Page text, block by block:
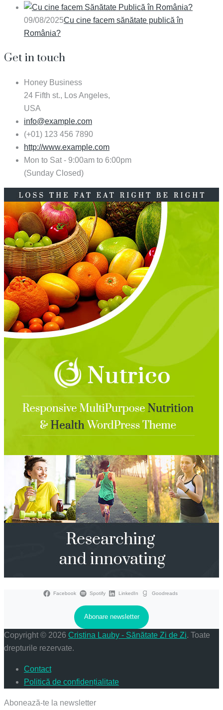
09/08/2025Cu cine facem sănătate publică în
România?
Get in touch
Honey Business
24 Fifth st., Los Angeles,
USA
info@example.com
(+01) 123 456 7890
http://www.example.com
Mon to Sat - 9:00am to 6:00pm
(Sunday Closed)
Facebook Spotify LinkedIn Goodreads
Abonare newsletter
Copyright © 2026 Cristina Lauby - Sănătate Zi de Zi. Toate
drepturile rezervate.
Contact
Politică de confidențialitate
Abonează-te la newsletter